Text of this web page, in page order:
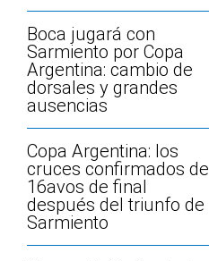
Boca jugará con
Sarmiento por Copa
Argentina: cambio de
dorsales y grandes
ausencias
Copa Argentina: los
cruces confirmados de
16avos de final
después del triunfo de
Sarmiento